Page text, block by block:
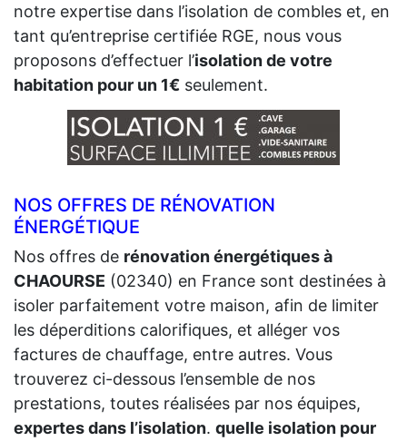
notre expertise dans l’isolation de combles et, en
tant qu’entreprise certifiée RGE, nous vous
proposons d’effectuer l’isolation de votre
habitation pour un 1€ seulement.
NOS OFFRES DE RÉNOVATION
ÉNERGÉTIQUE
Nos offres de rénovation énergétiques à
CHAOURSE (02340) en France sont destinées à
isoler parfaitement votre maison, afin de limiter
les déperditions calorifiques, et alléger vos
factures de chauffage, entre autres. Vous
trouverez ci-dessous l’ensemble de nos
prestations, toutes réalisées par nos équipes,
expertes dans l’isolation. quelle isolation pour